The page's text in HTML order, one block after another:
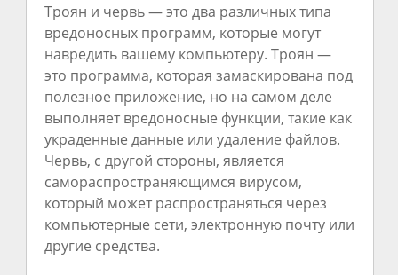
Троян и червь — это два различных типа
вредоносных программ, которые могут
навредить вашему компьютеру. Троян —
это программа, которая замаскирована под
полезное приложение, но на самом деле
выполняет вредоносные функции, такие как
украденные данные или удаление файлов.
Червь, с другой стороны, является
самораспространяющимся вирусом,
который может распространяться через
компьютерные сети, электронную почту или
другие средства.